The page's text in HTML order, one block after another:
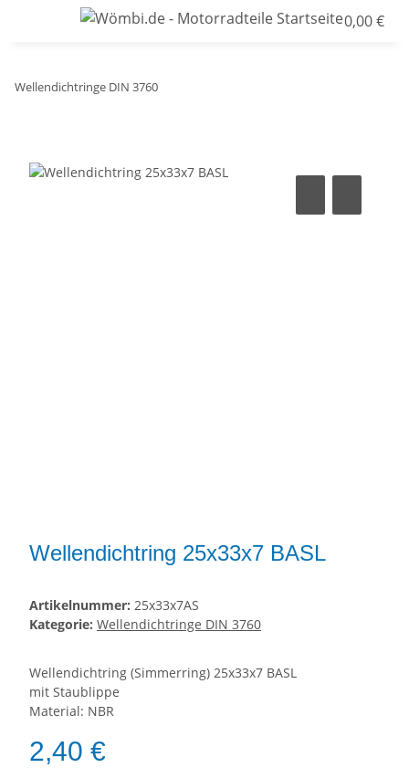
0,00 €
Wellendichtringe DIN 3760
Wellendichtring 25x33x7 BASL
Artikelnummer: 25x33x7AS
Kategorie: Wellendichtringe DIN 3760
Wellendichtring (Simmerring) 25x33x7 BASL
mit Staublippe
Material: NBR
2,40 €